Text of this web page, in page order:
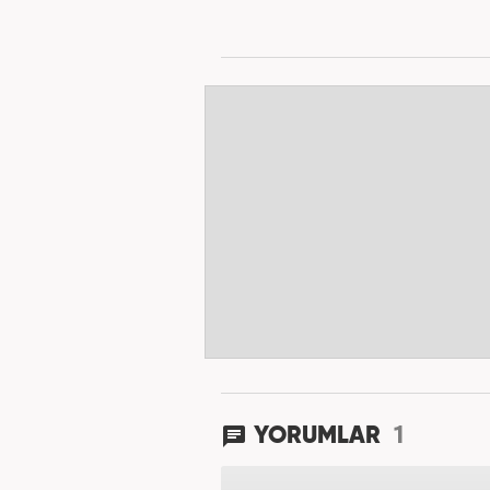
YORUMLAR 1